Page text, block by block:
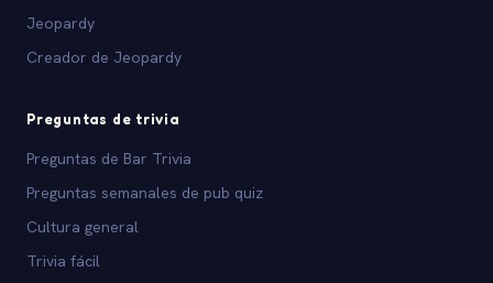
Jeopardy
Creador de Jeopardy
Preguntas de trivia
Preguntas de Bar Trivia
Preguntas semanales de pub quiz
Cultura general
Trivia fácil